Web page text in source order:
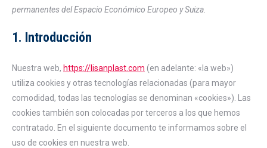
permanentes del Espacio Económico Europeo y Suiza.
1. Introducción
Nuestra web, https://lisanplast.com (en adelante: «la web»)
utiliza cookies y otras tecnologías relacionadas (para mayor
comodidad, todas las tecnologías se denominan «cookies»). Las
cookies también son colocadas por terceros a los que hemos
contratado. En el siguiente documento te informamos sobre el
uso de cookies en nuestra web.